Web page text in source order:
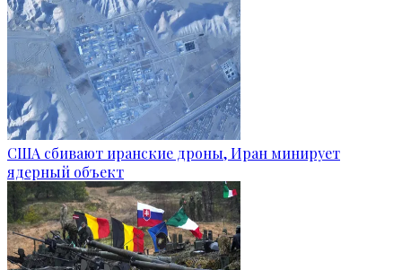
США сбивают иранские дроны, Иран минирует
ядерный объект